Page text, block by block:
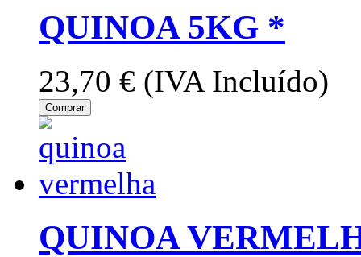
QUINOA 5KG *
23,70 € (IVA Incluído)
Comprar
QUINOA